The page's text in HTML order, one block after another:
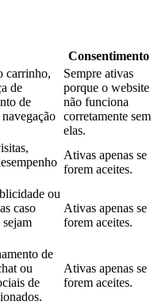
Consentimento
carrinho,
de
de
Sempre ativas
porque o website
não funciona
corretamente sem
elas.
Ativas apenas se
forem aceites.
ou
caso
Ativas apenas se
forem aceites.
de
ou
de
Ativas apenas se
forem aceites.